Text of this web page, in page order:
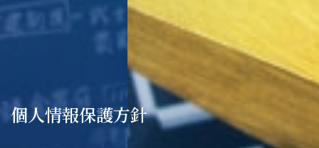
個人情報保護方針